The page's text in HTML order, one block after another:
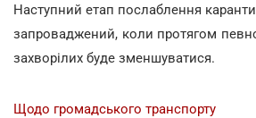
Наступний етап послаблення
запроваджений, коли протягом
захворілих буде зменшуватися.
Щодо громадського транспорту